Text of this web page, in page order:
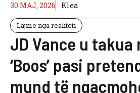
30 MAJ, 2026 Klea
Lajme nga realiteti
JD Vance u takua
‘Boos’ pasi
mund të